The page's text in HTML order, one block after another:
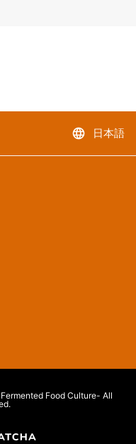
language 日本語
Food Culture- All